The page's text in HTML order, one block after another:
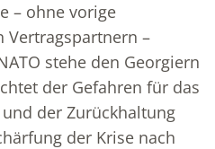
– ohne vorige
–
stehe den Georgiern
der Gefahren für das
der Zurückhaltung
der Krise nach